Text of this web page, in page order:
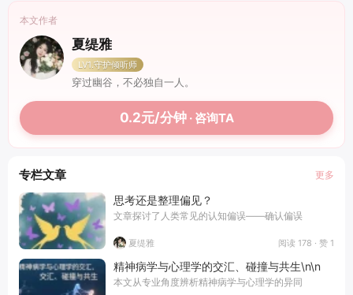
本文作者
夏缇雅
LV1.守护倾听师
穿过幽谷，不必独自一人。
0.2元/分钟· 咨询TA
专栏文章 更多
思考还是整理偏见？
文章探讨了人类常见的认知偏误——确认偏误
夏缇雅 阅读 178 · 赞 1
精神病学与心理学的交汇、碰撞与共生\n\n
本文从专业角度辨析精神病学与心理学的异同